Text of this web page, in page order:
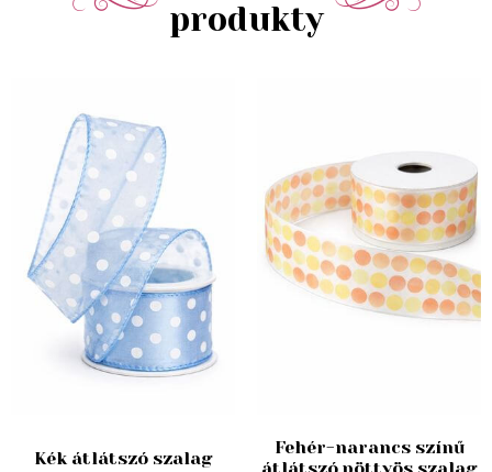
produkty
Kék átlátszó szalag
Fehér-narancs színű